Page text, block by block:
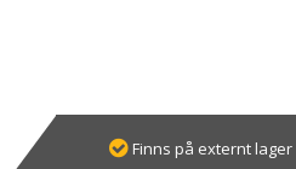
Finns på externt lager